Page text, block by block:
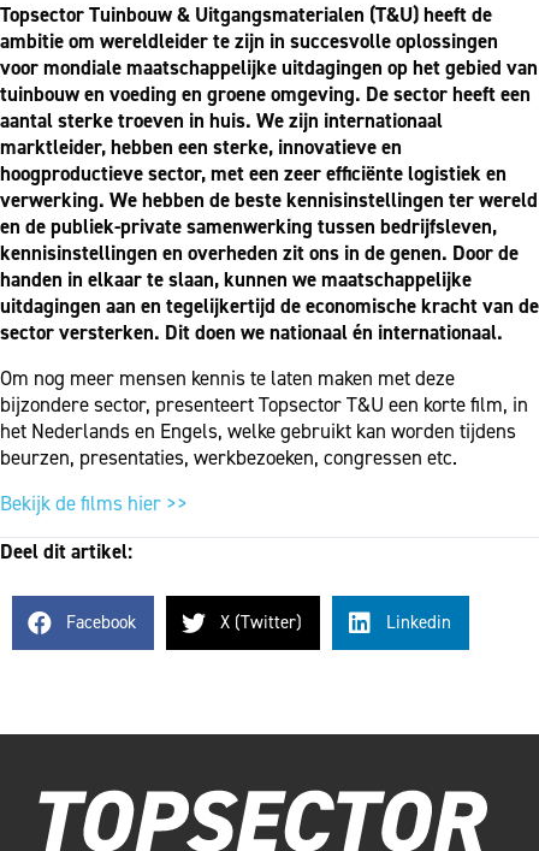
Topsector Tuinbouw & Uitgangsmaterialen (T&U) heeft de
ambitie om wereldleider te zijn in succesvolle oplossingen
voor mondiale maatschappelijke uitdagingen op het gebied van
tuinbouw en voeding en groene omgeving. De sector heeft een
aantal sterke troeven in huis. We zijn internationaal
marktleider, hebben een sterke, innovatieve en
hoogproductieve sector, met een zeer efficiënte logistiek en
verwerking. We hebben de beste kennisinstellingen ter wereld
en de publiek-private samenwerking tussen bedrijfsleven,
kennisinstellingen en overheden zit ons in de genen. Door de
handen in elkaar te slaan, kunnen we maatschappelijke
uitdagingen aan en tegelijkertijd de economische kracht van de
sector versterken. Dit doen we nationaal én internationaal.
Om nog meer mensen kennis te laten maken met deze
bijzondere sector, presenteert Topsector T&U een korte film, in
het Nederlands en Engels, welke gebruikt kan worden tijdens
beurzen, presentaties, werkbezoeken, congressen etc.
Bekijk de films hier >>
Deel dit artikel:
Facebook X (Twitter) Linkedin